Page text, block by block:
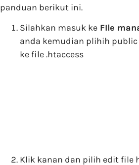
panduan berikut ini.
Silahkan masuk ke FIle
anda kemudian plihih
ke file .htaccess
Klik kanan dan pilih edit file